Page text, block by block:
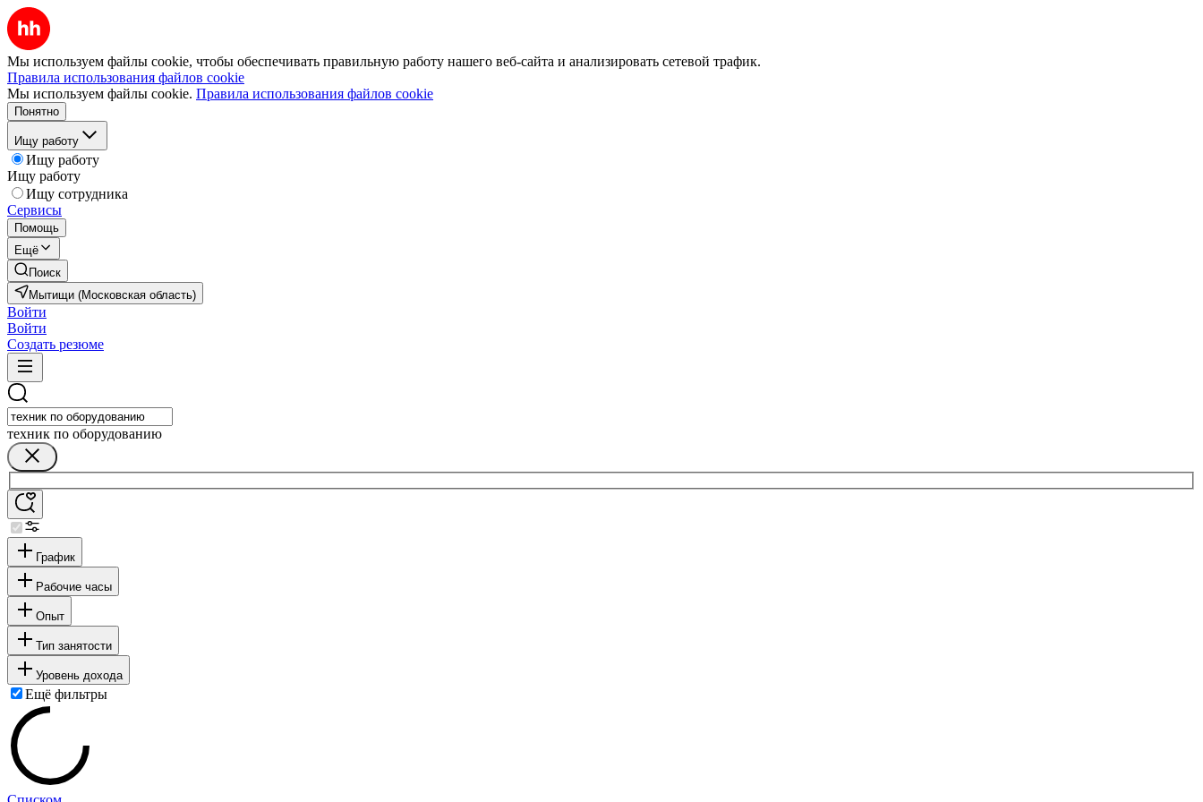
Мы используем файлы cookie, чтобы обеспечивать правильную работу нашего веб-сайта и анализировать сетевой трафик.
Правила использования файлов cookie
Мы используем файлы cookie. Правила использования файлов cookie
Понятно
Ищу работу
Ищу работу
Ищу работу
Ищу сотрудника
Сервисы
Помощь
Ещё
Поиск
Мытищи (Московская область)
Войти
Войти
Создать резюме
техник по оборудованию
График
Рабочие часы
Опыт
Тип занятости
Уровень дохода
Ещё фильтры